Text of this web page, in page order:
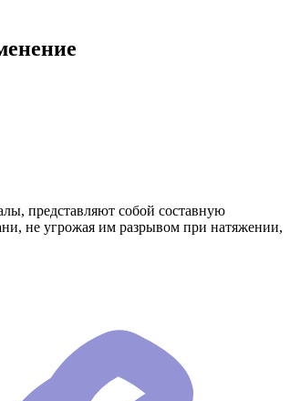
представляют собой составную
не угрожая им разрывом при натяжении,